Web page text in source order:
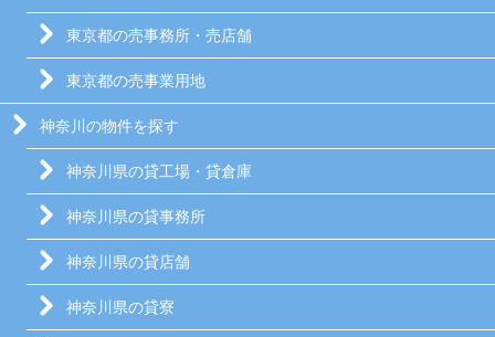
東京都の売事務所・売店舗
東京都の売事業用地
神奈川の物件を探す
神奈川県の貸工場・貸倉庫
神奈川県の貸事務所
神奈川県の貸店舗
神奈川県の貸寮